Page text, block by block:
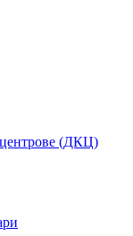
центрове (ДКЦ)